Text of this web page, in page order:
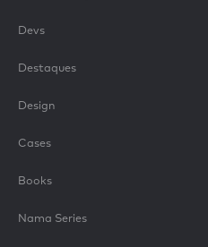
Devs
Destaques
Design
Cases
Books
Nama Series